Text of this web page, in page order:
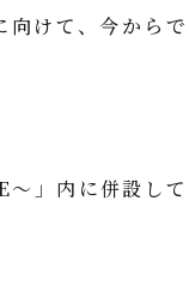
けて、今からで
内に併設して